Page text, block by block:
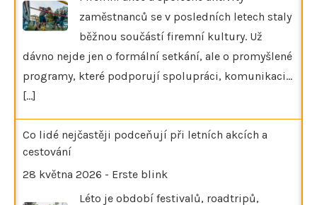
zaměstnanců se v posledních letech staly
běžnou součástí firemní kultury. Už
dávno nejde jen o formální setkání, ale o promyšlené
programy, které podporují spolupráci, komunikaci…
[...]
Co lidé nejčastěji podceňují při letních akcích a
cestování
28 května 2026 - Erste blink
Léto je období festivalů, roadtripů,